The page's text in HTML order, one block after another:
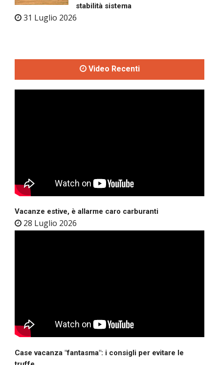
stabilità sistema
31 Luglio 2026
Video Recenti
Vacanze estive, è allarme caro carburanti
28 Luglio 2026
Case vacanza "fantasma": i consigli per evitare le